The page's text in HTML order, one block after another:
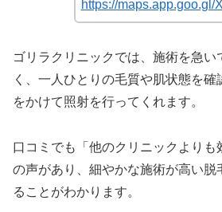
https://
ゴリラクリニックでは、施術を急い
く、一人ひとりの毛質や肌状態を確
をかけて照射を行ってくれます。
口コミでも「他のクリニックよりも
の声があり、細やかな施術が高い脱
ることがわかります。